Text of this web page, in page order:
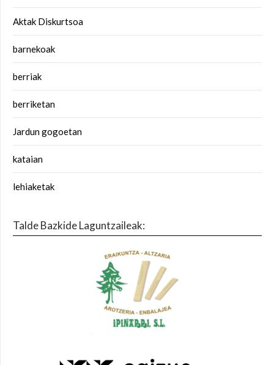
Aktak Diskurtsoa
barnekoak
berriak
berriketan
Jardun gogoetan
kataian
lehiaketak
Talde Bazkide Laguntzaileak: